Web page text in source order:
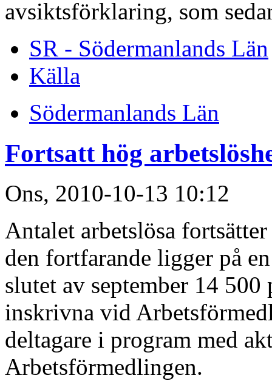
avsiktsförklaring, som
SR - Södermanlands Län
Källa
Södermanlands Län
Fortsatt hög
Ons, 2010-10-13 10:12
Antalet arbetslösa
den fortfarande ligger på
slutet av september 14
inskrivna vid
deltagare i program med
Arbetsförmedlingen.